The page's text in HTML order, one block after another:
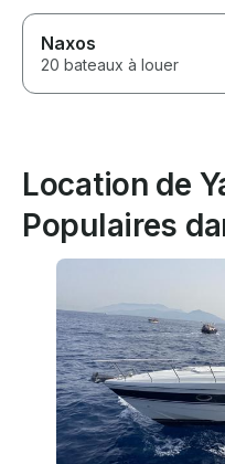
Naxos
20 bateaux à louer
Location de
Populaires